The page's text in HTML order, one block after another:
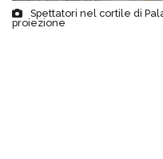
Spettatori nel cortile di
proiezione